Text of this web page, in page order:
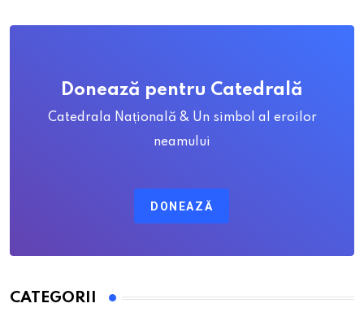
Donează pentru Catedrală
Catedrala Națională & Un simbol al eroilor
neamului
DONEAZĂ
CATEGORII